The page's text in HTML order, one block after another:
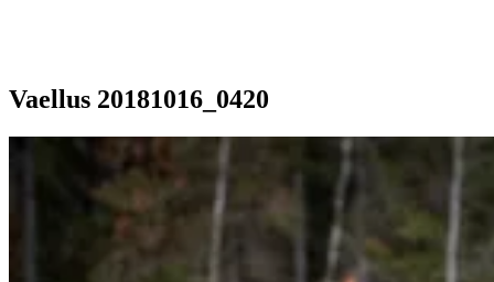
Vaellus 20181016_0420